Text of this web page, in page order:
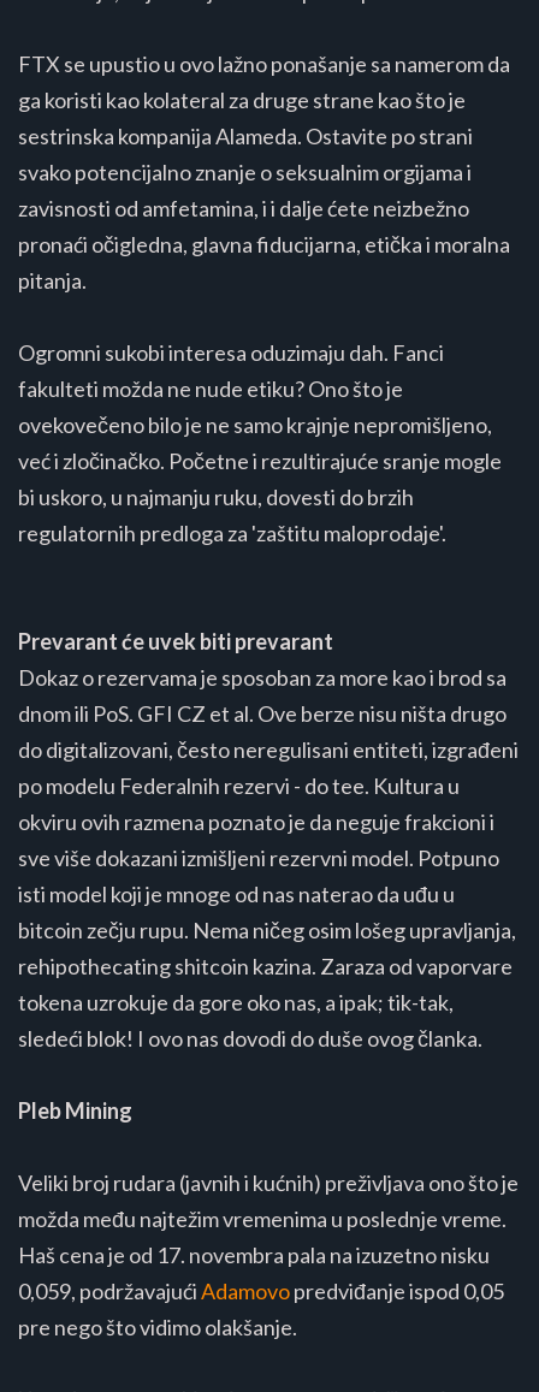
FTX se upustio u ovo lažno ponašanje sa namerom da
ga koristi kao kolateral za druge strane kao što je
sestrinska kompanija Alameda. Ostavite po strani
svako potencijalno znanje o seksualnim orgijama i
zavisnosti od amfetamina, i i dalje ćete neizbežno
pronaći očigledna, glavna fiducijarna, etička i moralna
pitanja.
Ogromni sukobi interesa oduzimaju dah. Fanci
fakulteti možda ne nude etiku? Ono što je
ovekovečeno bilo je ne samo krajnje nepromišljeno,
već i zločinačko. Početne i rezultirajuće sranje mogle
bi uskoro, u najmanju ruku, dovesti do brzih
regulatornih predloga za 'zaštitu maloprodaje'.
Prevarant će uvek biti prevarant
Dokaz o rezervama je sposoban za more kao i brod sa
dnom ili PoS. GFI CZ et al. Ove berze nisu ništa drugo
do digitalizovani, često neregulisani entiteti, izgrađeni
po modelu Federalnih rezervi - do tee. Kultura u
okviru ovih razmena poznato je da neguje frakcioni i
sve više dokazani izmišljeni rezervni model. Potpuno
isti model koji je mnoge od nas naterao da uđu u
bitcoin zečju rupu. Nema ničeg osim lošeg upravljanja,
rehipothecating shitcoin kazina. Zaraza od vaporvare
tokena uzrokuje da gore oko nas, a ipak; tik-tak,
sledeći blok! I ovo nas dovodi do duše ovog članka.
Pleb Mining
Veliki broj rudara (javnih i kućnih) preživljava ono što je
možda među najtežim vremenima u poslednje vreme.
Haš cena je od 17. novembra pala na izuzetno nisku
0,059, podržavajućiAdamovopredviđanje ispod 0,05
pre nego što vidimo olakšanje.